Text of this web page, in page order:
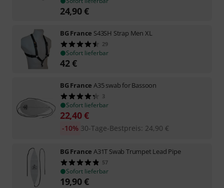
24,90€
BG France S43SH Strap Men XL
29
Sofort lieferbar
42€
BG France A35 swab for Bassoon
3
Sofort lieferbar
22,40€
30-Tage-Bestpreis: 24,90 €
-10%
BG France A31T Swab Trumpet Lead Pipe
57
Sofort lieferbar
19,90€